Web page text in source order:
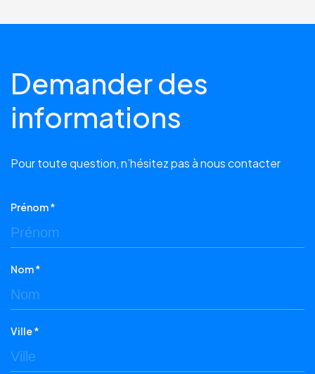
Demander des
informations
Pour toute question, n’hésitez pas à nous contacter
Prénom *
Nom *
Ville *